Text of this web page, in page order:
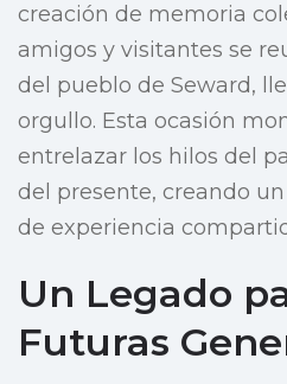
creación de memoria
amigos y visitantes se
del pueblo de Seward,
orgullo. Esta ocasión
entrelazar los hilos del
del presente, creando
de experiencia
Un Legado
Futuras